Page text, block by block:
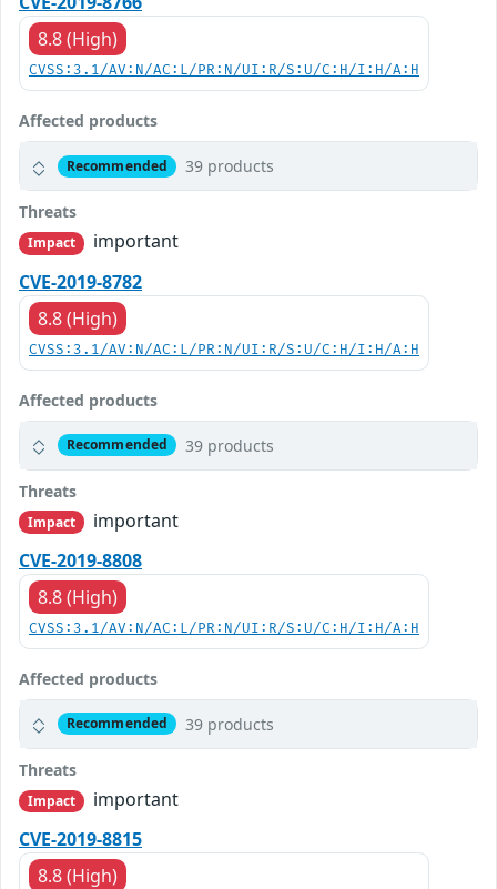
8.8 (High)
CVSS:3.1/AV:N/AC:L/PR:N/UI:R/S:U/C:H/I:H/A:H
Affected products
Recommended 39 products
Threats
Impact
important
CVE-2019-8782
8.8 (High)
CVSS:3.1/AV:N/AC:L/PR:N/UI:R/S:U/C:H/I:H/A:H
Affected products
Recommended 39 products
Threats
Impact
important
CVE-2019-8808
8.8 (High)
CVSS:3.1/AV:N/AC:L/PR:N/UI:R/S:U/C:H/I:H/A:H
Affected products
Recommended 39 products
Threats
Impact
important
CVE-2019-8815
8.8 (High)